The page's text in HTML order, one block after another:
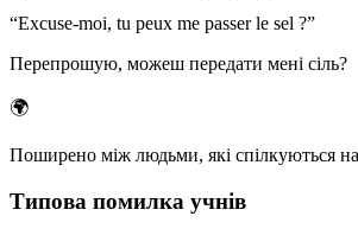
“Excuse-moi, tu peux me passer le sel ?”
Перепрошую, можеш передати мені сіль?
🌍
Поширено між людьми, які спілкуються
Типова помилка учнів